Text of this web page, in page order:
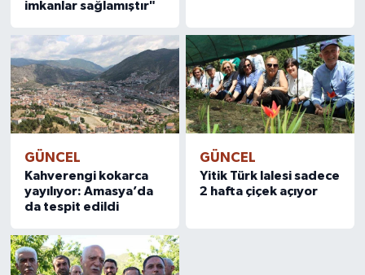
imkanlar sağlamıştır"
GÜNCEL
Kahverengi kokarca
yayılıyor: Amasya’da
da tespit edildi
GÜNCEL
Yitik Türk lalesi sadece
2 hafta çiçek açıyor